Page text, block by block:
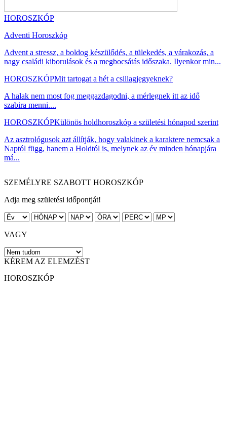
HOROSZKÓP
Adventi Horoszkóp
Advent a stressz, a boldog készülődés, a tülekedés, a várakozás, a
nagy családi kiborulások és a megbocsátás időszaka. Ilyenkor min...
HOROSZKÓPMit tartogat a hét a csillagjegyeknek?
A halak nem most fog meggazdagodni, a mérlegnek itt az idő
szabira menni....
HOROSZKÓPKülönös holdhoroszkóp a születési hónapod szerint
Az asztrológusok azt állítják, hogy valakinek a karaktere nemcsak a
Naptól függ, hanem a Holdtól is, melynek az év minden hónapjára
má...
SZEMÉLYRE SZABOTT HOROSZKÓP
Adja meg születési időpontját!
VAGY
KÉREM AZ ELEMZÉST
HOROSZKÓP